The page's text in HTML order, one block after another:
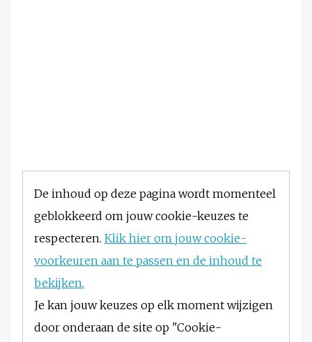
De inhoud op deze pagina wordt momenteel
geblokkeerd om jouw cookie-keuzes te
respecteren. Klik hier om jouw cookie-
voorkeuren aan te passen en de inhoud te
bekijken.
Je kan jouw keuzes op elk moment wijzigen
door onderaan de site op "Cookie-